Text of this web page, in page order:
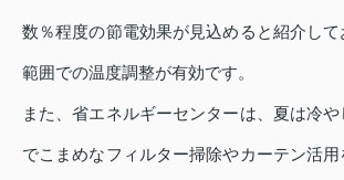
数％程度の節電効果が見込めると紹介し
範囲での温度調整が有効です。
また、省エネルギーセンターは、夏は冷
でこまめなフィルター掃除やカーテン活用